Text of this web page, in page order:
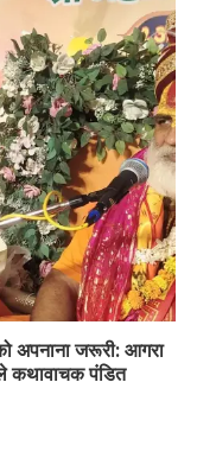
अपनाना जरूरी: आगरा
कथावाचक पंडित